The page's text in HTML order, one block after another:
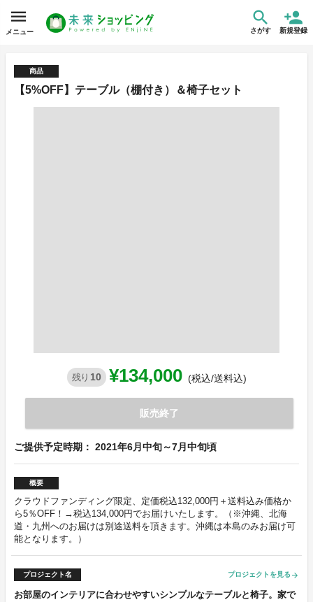
メニュー さがす 新規登録
商品
【5%OFF】テーブル（棚付き）＆椅子セット
残り 10 ¥134,000 (税込/送料込)
販売終了
ご提供予定時期： 2021年6月中旬～7月中旬頃
概要
クラウドファンディング限定、定価税込132,000円＋送料込み価格か
ら5％OFF！→税込134,000円でお届けいたします。（※沖縄、北海
道・九州へのお届けは別途送料を頂きます。沖縄は本島のみお届け可
能となります。）
プロジェクト名 プロジェクトを見る arrow_forward
お部屋のインテリアに合わせやすいシンプルなテーブルと椅子。家で